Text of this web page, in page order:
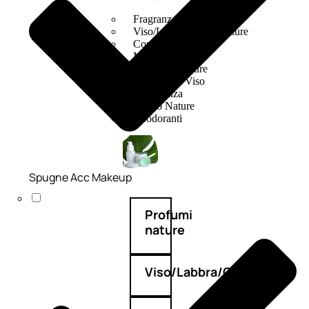
Fragranze Nature
Viso/Labbra/Occhi Nature
Corpo
Mani
Maschera Nature
Trattamenti Viso
Detergenza
Bagno Nature
Deodoranti
Profumi
nature
Viso/Labbra/Occhi
Spugne Acc Makeup